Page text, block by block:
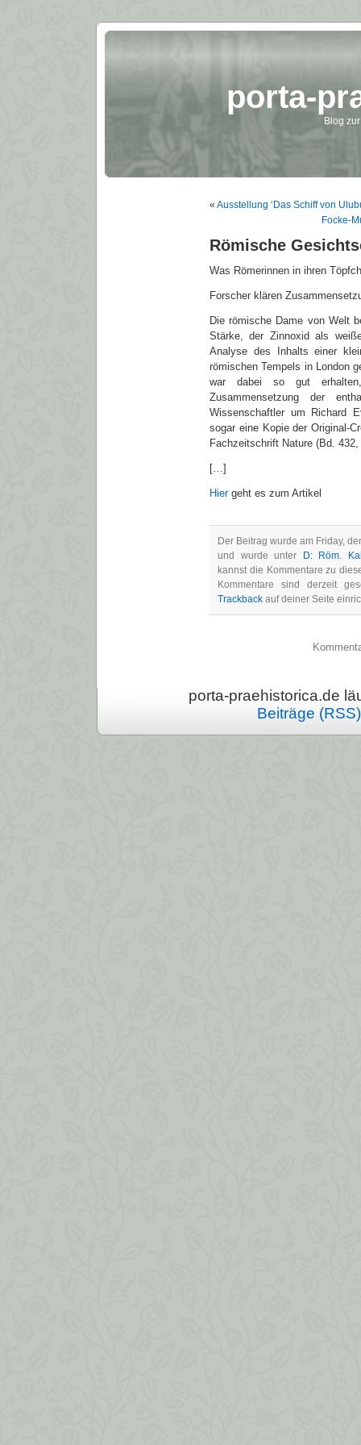
porta-
Blog
« Ausstellung ‘Das Schiff von
Focke-
Römische
Was Römerinnen in ihren
Forscher klären
Die römische Dame von Welt
Stärke, der Zinnoxid als
Analyse des Inhalts einer
römischen Tempels in London
war dabei so gut
Zusammensetzung der
Wissenschaftler um Richard
sogar eine Kopie der Original-
Fachzeitschrift Nature (Bd.
[…]
Hiergeht es zum Artikel
Der Beitrag wurde am Friday,
und wurde unter
D: Röm.
kannst die Kommentare zu
Kommentare sind derzeit
Trackback auf deiner Seite
porta-praehistorica.de
Beiträge (RSS)